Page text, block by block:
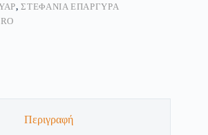
,ΣΤΕΦΆΝΙΑ ΕΠΆΡΓΥΡΑ
Περιγραφή